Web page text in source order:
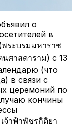
о
в
ระบรมมหาราช
ศาสดาราม) с 13
(что
в связи с
церемоний по
кончины
จ้าฟ้าพัชรกิติยา